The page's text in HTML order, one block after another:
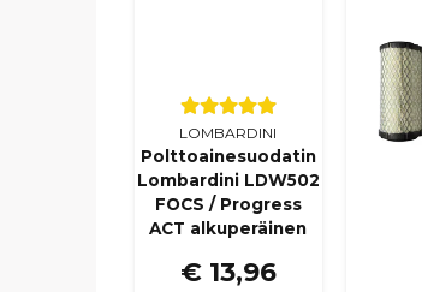
LOMBARDINI
Polttoainesuodatin
Lombardini LDW502
FOCS / Progress
ACT alkuperäinen
€ 13,96